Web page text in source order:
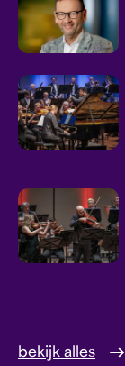
bekijk alles